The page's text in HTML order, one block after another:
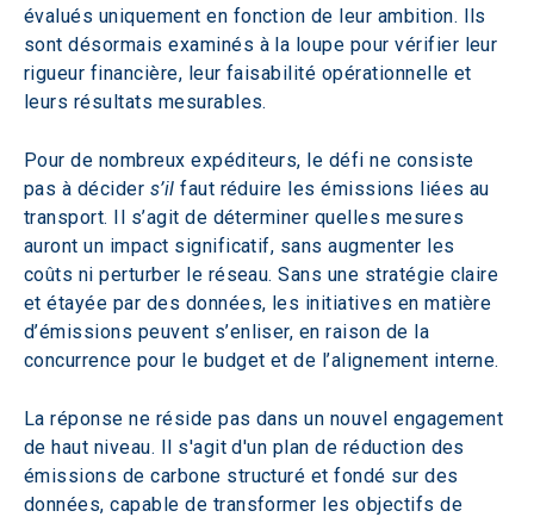
évalués uniquement en fonction de leur ambition. Ils
sont désormais examinés à la loupe pour vérifier leur
rigueur financière, leur faisabilité opérationnelle et
leurs résultats mesurables.
Pour de nombreux expéditeurs, le défi ne consiste
pas à décider s’il faut réduire les émissions liées au
transport. Il s’agit de déterminer quelles mesures
auront un impact significatif, sans augmenter les
coûts ni perturber le réseau. Sans une stratégie claire
et étayée par des données, les initiatives en matière
d’émissions peuvent s’enliser, en raison de la
concurrence pour le budget et de l’alignement interne.
La réponse ne réside pas dans un nouvel engagement
de haut niveau. Il s'agit d'un plan de réduction des
émissions de carbone structuré et fondé sur des
données, capable de transformer les objectifs de